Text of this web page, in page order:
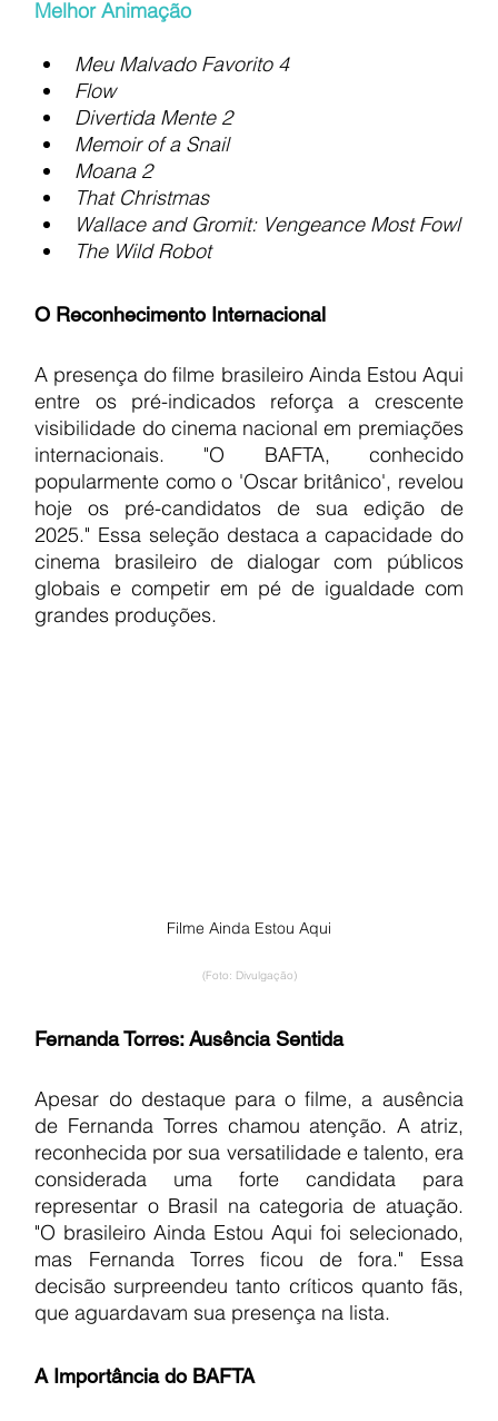
Melhor Animação
Meu Malvado Favorito 4
Flow
Divertida Mente 2
Memoir of a Snail
Moana 2
That Christmas
Wallace and Gromit: Vengeance Most Fowl
The Wild Robot
O Reconhecimento Internacional
A presença do filme brasileiro Ainda Estou Aqui
entre os pré-indicados reforça a crescente
visibilidade do cinema nacional em premiações
internacionais. "O BAFTA, conhecido
popularmente como o 'Oscar britânico', revelou
hoje os pré-candidatos de sua edição de
2025." Essa seleção destaca a capacidade do
cinema brasileiro de dialogar com públicos
globais e competir em pé de igualdade com
grandes produções.
Filme Ainda Estou Aqui
(Foto: Divulgação)
Fernanda Torres: Ausência Sentida
Apesar do destaque para o filme, a ausência
de Fernanda Torres chamou atenção. A atriz,
reconhecida por sua versatilidade e talento, era
considerada uma forte candidata para
representar o Brasil na categoria de atuação.
"O brasileiro Ainda Estou Aqui foi selecionado,
mas Fernanda Torres ficou de fora." Essa
decisão surpreendeu tanto críticos quanto fãs,
que aguardavam sua presença na lista.
A Importância do BAFTA